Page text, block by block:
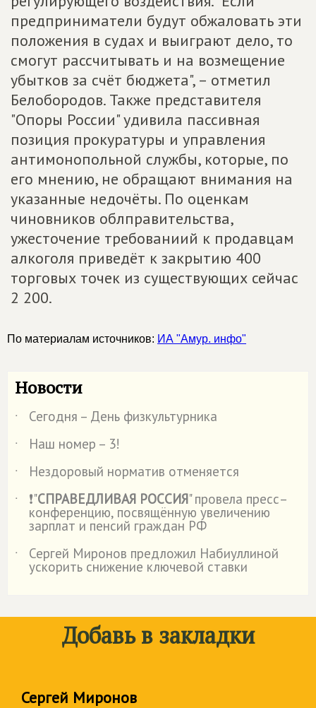
предприниматели будут обжаловать эти
положения в судах и выиграют дело, то
смогут рассчитывать и на возмещение
убытков за счёт бюджета", – отметил
Белобородов. Также представителя
"Опоры России" удивила пассивная
позиция прокуратуры и управления
антимонопольной службы, которые, по
его мнению, не обращают внимания на
указанные недочёты. По оценкам
чиновников облправительства,
ужесточение требованиий к продавцам
алкоголя приведёт к закрытию 400
торговых точек из существующих сейчас
2 200.
По материалам источников: ИА "Амур. инфо"
Новости
˙
Сегодня – День физкультурника
˙
Наш номер – 3!
˙
Нездоровый норматив отменяется
˙
❗"СПРАВЕДЛИВАЯ РОССИЯ" провела пресс–
конференцию, посвящённую увеличению
зарплат и пенсий граждан РФ
˙
Сергей Миронов предложил Набиуллиной
ускорить снижение ключевой ставки
Добавь в закладки
Сергей Миронов